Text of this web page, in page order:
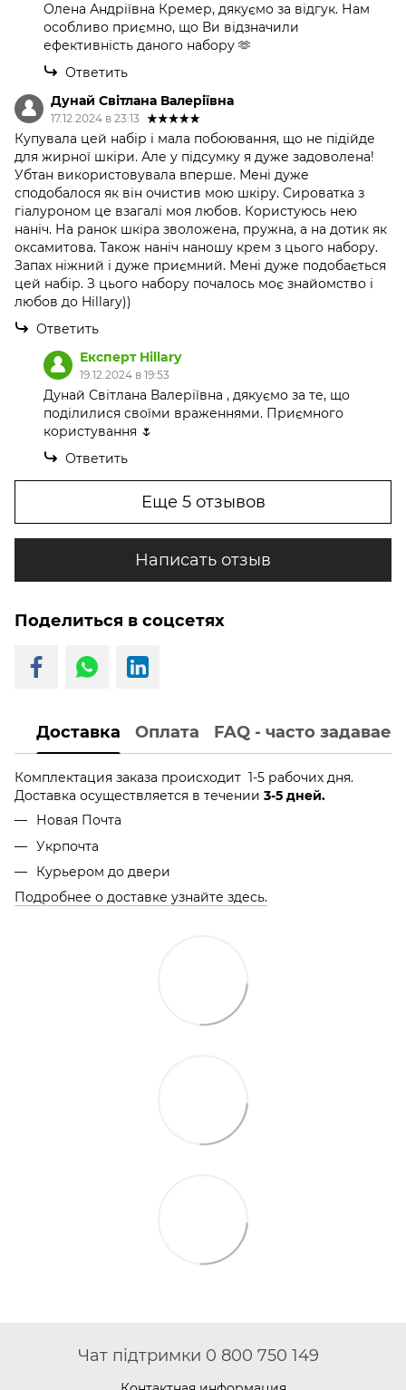
Олена Андріївна Кремер, дякуємо за відгук. Нам
особливо приємно, що Ви відзначили
ефективність даного набору 🫶
Ответить
Дунай Світлана Валеріївна
17.12.2024 в 23:13
Купувала цей набір і мала побоювання, що не підійде
для жирної шкіри. Але у підсумку я дуже задоволена!
Убтан використовувала вперше. Мені дуже
сподобалося як він очистив мою шкіру. Сироватка з
гіалуроном це взагалі моя любов. Користуюсь нею
наніч. На ранок шкіра зволожена, пружна, а на дотик як
оксамитова. Також наніч наношу крем з цього набору.
Запах ніжний і дуже приємний. Мені дуже подобається
цей набір. З цього набору почалось моє знайомство і
любов до Hillary))
Ответить
Експерт Hillary
19.12.2024 в 19:53
Дунай Світлана Валеріївна , дякуємо за те, що
поділилися своїми враженнями. Приємного
користування 🌷
Ответить
Еще 5 отзывов
Написать отзыв
Поделиться в соцсетях
Доставка Оплата FAQ - часто
Комплектация заказа происходит 1-5 рабочих дня.
Доставка осуществляется в течении 3-5 дней.
Новая Почта
Укрпочта
Курьером до двери
Подробнее о доставке узнайте здесь.
Чат підтримки 0 800 750 149